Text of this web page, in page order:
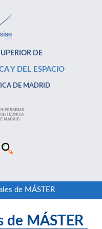
DE
Y DEL ESPACIO
DE MADRID
de MÁSTER
de MÁSTER